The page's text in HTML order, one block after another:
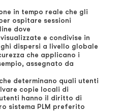
in tempo reale che gli
ospitare sessioni
dove
e condivise in
dispersi a livello globale
che applicano i
assegnato da
determinano quali utenti
copie locali di
hanno il diritto di
sistema PLM preferito